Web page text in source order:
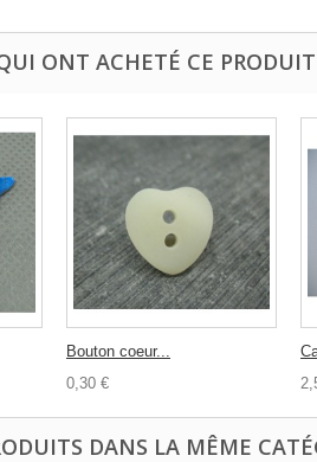
ONT ACHETÉ CE
Bouton coeur...
0,30 €
DANS LA MÊME